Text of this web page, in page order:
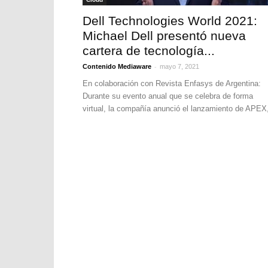
Dell Technologies World 2021:
Michael Dell presentó nueva
cartera de tecnología...
Contenido Mediaware - mayo 7, 2021
En colaboración con Revista Enfasys de Argentina:
Durante su evento anual que se celebra de forma
virtual, la compañía anunció el lanzamiento de